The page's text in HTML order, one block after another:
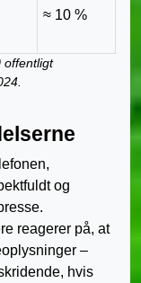
≈ 10 %
offentligt
og
reagerer på, at
–
hvis